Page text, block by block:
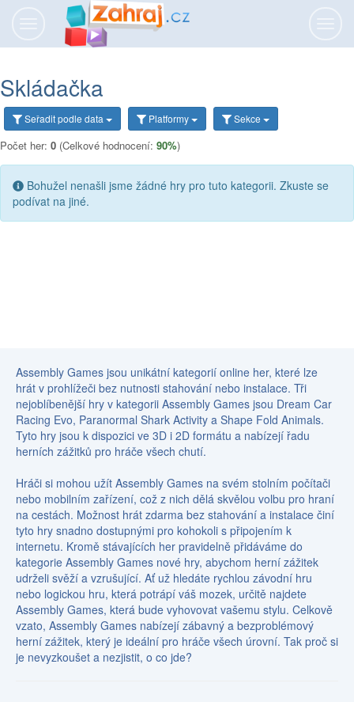
Skládačka
Seřaditpodle data Platformy Sekce
Počet her: 0 (Celkové hodnocení: 90%)
Bohužel nenašli jsme žádné hry pro tuto kategorii. Zkuste se
podívat na jiné.
Assembly Games jsou unikátní kategorií online her, které lze
hrát v prohlížeči bez nutnosti stahování nebo instalace. Tři
nejoblíbenější hry v kategorii Assembly Games jsou Dream Car
Racing Evo, Paranormal Shark Activity a Shape Fold Animals.
Tyto hry jsou k dispozici ve 3D i 2D formátu a nabízejí řadu
herních zážitků pro hráče všech chutí.
Hráči si mohou užít Assembly Games na svém stolním počítači
nebo mobilním zařízení, což z nich dělá skvělou volbu pro hraní
na cestách. Možnost hrát zdarma bez stahování a instalace činí
tyto hry snadno dostupnými pro kohokoli s připojením k
internetu. Kromě stávajících her pravidelně přidáváme do
kategorie Assembly Games nové hry, abychom herní zážitek
udrželi svěží a vzrušující. Ať už hledáte rychlou závodní hru
nebo logickou hru, která potrápí váš mozek, určitě najdete
Assembly Games, která bude vyhovovat vašemu stylu. Celkově
vzato, Assembly Games nabízejí zábavný a bezproblémový
herní zážitek, který je ideální pro hráče všech úrovní. Tak proč si
je nevyzkoušet a nezjistit, o co jde?